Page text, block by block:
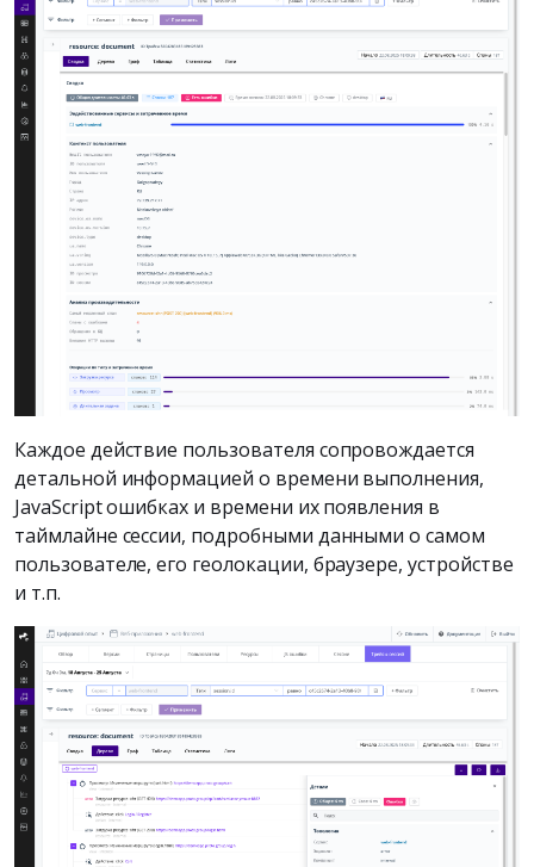
Каждое действие пользователя сопровождается
детальной информацией о времени выполнения,
JavaScript ошибках и времени их появления в
таймлайне сессии, подробными данными о самом
пользователе, его геолокации, браузере, устройстве
и т.п.